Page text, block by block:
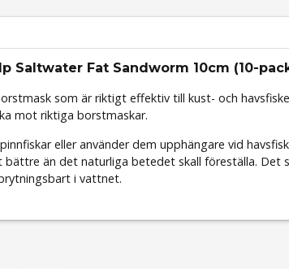
Saltwater Fat Sandworm 10cm (10-
som är riktigt effektiv till kust- och
mot riktiga borstmaskar.
eller använder dem upphängare vid
än det naturliga betedet skall föreställa.
i vattnet.